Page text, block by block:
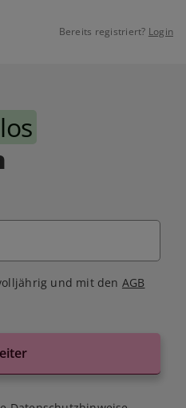
Bereits registriert? Login
und mit den AGB